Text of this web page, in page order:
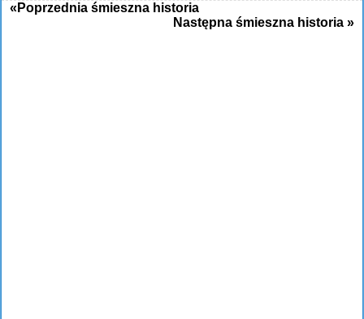
«Poprzednia śmieszna historia
Następna śmieszna historia »